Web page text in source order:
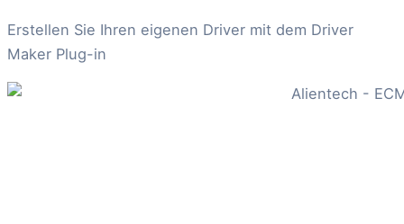
Erstellen Sie Ihren eigenen Driver mit dem Driver
Maker Plug-in